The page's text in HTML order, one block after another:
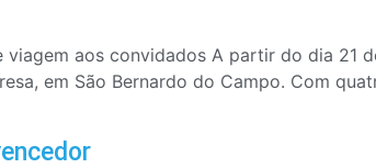
aos convidados A partir do dia 21
em São Bernardo do Campo. Com